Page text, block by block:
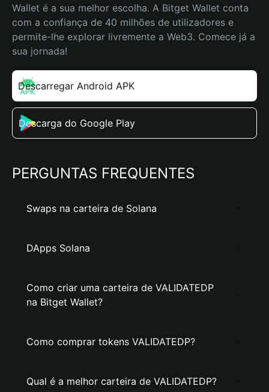
Wallet é a sua melhor escolha. A Bitget Wallet conta
com a confiança de 40 milhões de utilizadores e
permite-lhe explorar livremente a Web3. Comece já a
sua jornada!
Descarregar Android APK
Descarga do Google Play
PERGUNTAS FREQUENTES
Swaps na carteira de Solana
DApps Solana
Como criar uma carteira de VALIDATEDP
na Bitget Wallet?
Como comprar tokens VALIDATEDP?
Qual é a melhor carteira de VALIDATEDP?